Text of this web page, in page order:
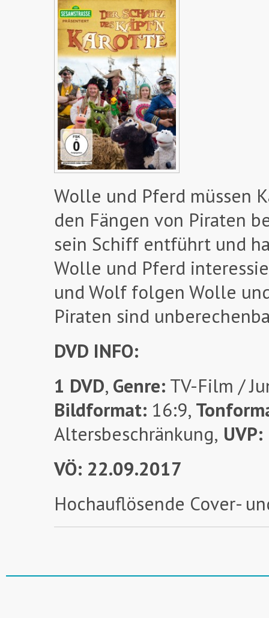
Wolle und Pferd müssen
den Fängen von Piraten
sein Schiff entführt und
Wolle und Pferd
und Wolf folgen Wolle
Piraten sind
DVD INFO:
1 DVD, Genre: TV-Film /
Bildformat: 16:9,
Altersbeschränkung, UVP:
VÖ: 22.09.2017
Hochauflösende Cover-